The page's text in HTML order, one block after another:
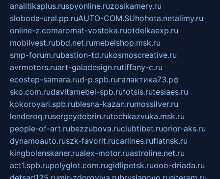
analitikaplus.ruspyonline.ruzosikamery.ru
sloboda-ural.pp.ruAUTO-COM.SUhohota.netalimy.ru
online-z.comaromat-vostoka.ruotdelkaexp.ru
mobilvest.rubbd.net.rumebelshop.msk.ru
smp-forum.rubastion-td.rukosmoscreative.ru
avrmotors.ruart-galadesign.rutiffany-c.ru
ecostep-samara.rud-p.spb.ruгалактика73.рф
sko.com.rudavitamebel-spb.rufotsis.rutesiaes.ru
kokoroyari.spb.rublesna-kazan.rumossilver.ru
lenderoq.rusergeydobrin.rutochkazvuka.msk.ru
people-of-art.rubezzubova.ruclubtibet.ruorior-aks.ru
dynamoauto.ruszk-favorit.rucarlines.ruflatnsk.ru
kingbolenskaner.rualex-motor.ruastroline.net.ru
act1.spb.rupolyglot.com.rugidlipetsk.ruooo-driada.ru